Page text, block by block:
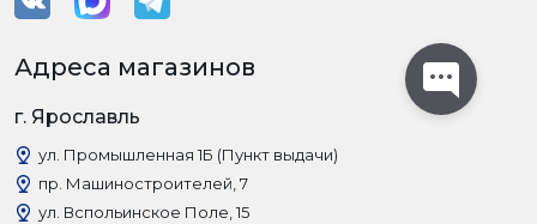
Адреса магазинов
г. Ярославль
ул. Промышленная 1Б (Пункт выдачи)
пр. Машиностроителей, 7
ул. Вспольинское Поле, 15